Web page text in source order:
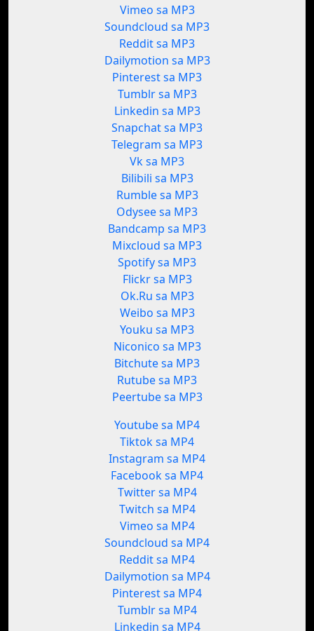
Vimeo sa MP3
Soundcloud sa MP3
Reddit sa MP3
Dailymotion sa MP3
Pinterest sa MP3
Tumblr sa MP3
Linkedin sa MP3
Snapchat sa MP3
Telegram sa MP3
Vk sa MP3
Bilibili sa MP3
Rumble sa MP3
Odysee sa MP3
Bandcamp sa MP3
Mixcloud sa MP3
Spotify sa MP3
Flickr sa MP3
Ok.Ru sa MP3
Weibo sa MP3
Youku sa MP3
Niconico sa MP3
Bitchute sa MP3
Rutube sa MP3
Peertube sa MP3
Youtube sa MP4
Tiktok sa MP4
Instagram sa MP4
Facebook sa MP4
Twitter sa MP4
Twitch sa MP4
Vimeo sa MP4
Soundcloud sa MP4
Reddit sa MP4
Dailymotion sa MP4
Pinterest sa MP4
Tumblr sa MP4
Linkedin sa MP4